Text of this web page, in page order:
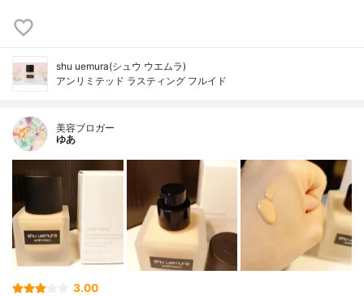
shu uemura(シュウ ウエムラ)
アンリミテッド ラスティング フルイド
美容ブロガー
ゆあ
3.00